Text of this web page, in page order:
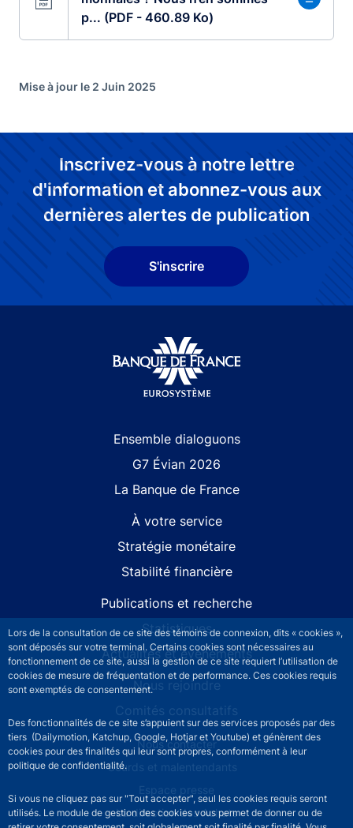
Lors de la consultation de ce site des témoins de connexion, dits « cookies »,
sont déposés sur votre terminal. Certains cookies sont nécessaires au
fonctionnement de ce site, aussi la gestion de ce site requiert l’utilisation de
cookies de mesure de fréquentation et de performance. Ces cookies requis
sont exemptés de consentement.
Des fonctionnalités de ce site s’appuient sur des services proposés par des
tiers (Dailymotion, Katchup, Google, Hotjar et Youtube) et génèrent des
cookies pour des finalités qui leur sont propres, conformément à leur
politique de confidentialité.
Si vous ne cliquez pas sur "Tout accepter", seul les cookies requis seront
utilisés. Le module de gestion des cookies vous permet de donner ou de
p... (PDF - 460.89 Ko)
Mise à jour le 2 Juin 2025
Inscrivez-vous à notre lettre
d'information et abonnez-vous aux
dernières alertes de publication
S'inscrire
Ensemble dialoguons
G7 Évian 2026
La Banque de France
À votre service
Stratégie monétaire
Stabilité financière
Publications et recherche
Statistiques
Actualités et événements
Nous rejoindre
Comités consultatifs
Footer secondary menuNous contacter
Sourds et malentendants
Espace presse
La direction des Achats